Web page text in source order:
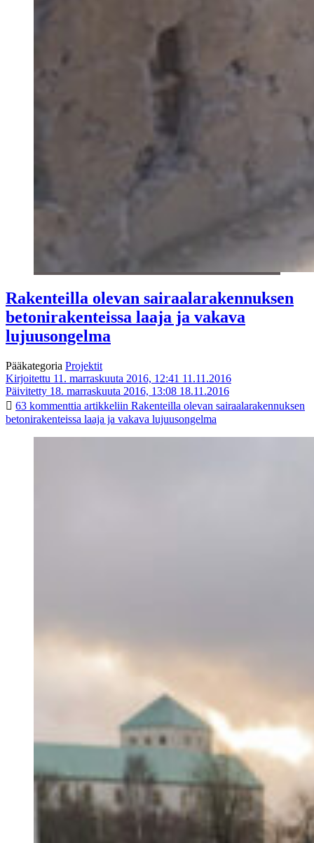
Rakenteilla olevan sairaalarakennuksen
betonirakenteissa laaja ja vakava
lujuusongelma
Pääkategoria Projektit
Kirjoitettu 11. marraskuuta 2016, 12:41 11.11.2016
Päivitetty 18. marraskuuta 2016, 13:08 18.11.2016
63 kommenttia artikkeliin Rakenteilla olevan sairaalarakennuksen
betonirakenteissa laaja ja vakava lujuusongelma